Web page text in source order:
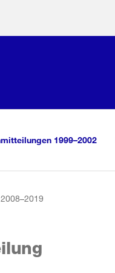
1999–2002